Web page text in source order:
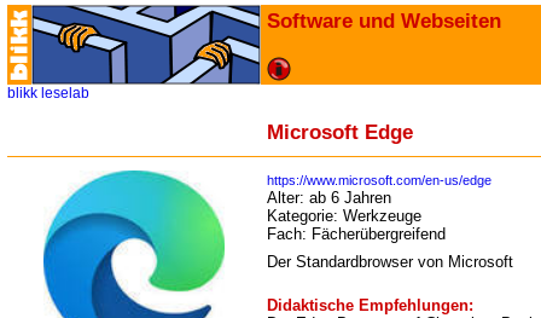
Software und Webseiten
blikk leselab
Microsoft Edge
https://www.microsoft.com/en-us/edge
Alter: ab 6 Jahren
Kategorie: Werkzeuge
Fach: Fächerübergreifend
Der Standardbrowser von Microsoft
Didaktische Empfehlungen: